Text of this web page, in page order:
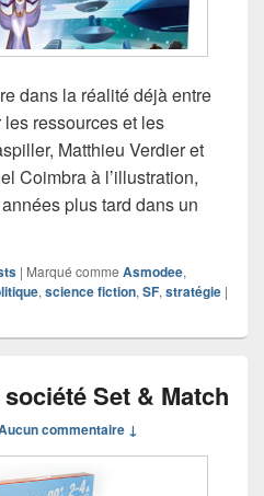
dans la réalité déjà entre
ressources et les
Matthieu Verdier et
Coimbra à l’illustration,
plus tard dans un
jeu de société Federation
| Marqué comme Asmodee,
, science fiction, SF, stratégie |
Set & Match
commentaire ↓